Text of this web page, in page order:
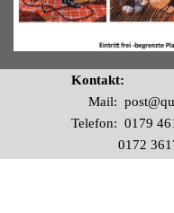
Kontakt:
Mail:
Telefon: 0179
0172